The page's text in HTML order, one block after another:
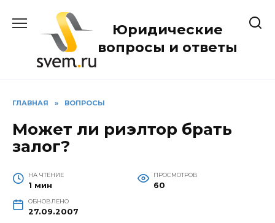
содержанию
Юридические
вопросы и ответы
ГЛАВНАЯ » ВОПРОСЫ
Может ли риэлтор брать
залог?
НА ЧТЕНИЕ
1 мин
ПРОСМОТРОВ
60
ОБНОВЛЕНО
27.09.2007